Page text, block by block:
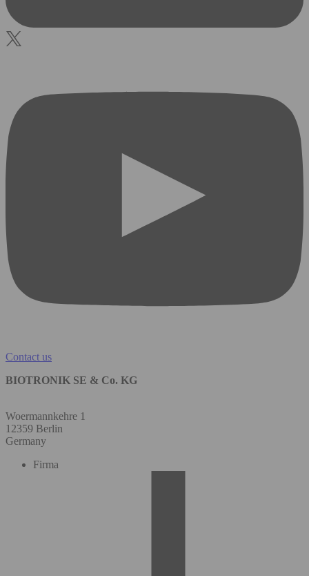
Contact us
BIOTRONIK SE & Co. KG
Woermannkehre 1
12359 Berlin
Germany
Firma